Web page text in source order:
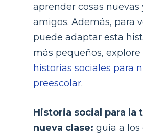
aprender cosas nuevas
amigos. Además, para
puede adaptar esta
más pequeños, explore
historias sociales para
preescolar.
Historia social para la
nueva clase: guía a los